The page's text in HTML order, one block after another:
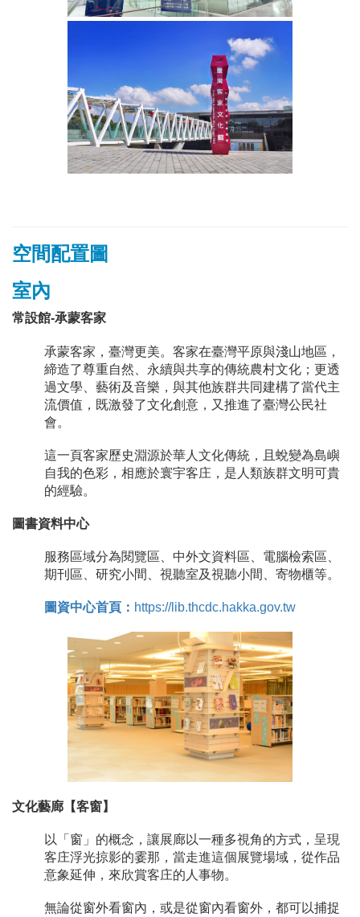
空間配置圖
室內
常設館-承蒙客家
承蒙客家，臺灣更美。客家在臺灣平原與淺山地區，
締造了尊重自然、永續與共享的傳統農村文化；更透
過文學、藝術及音樂，與其他族群共同建構了當代主
流價值，既激發了文化創意，又推進了臺灣公民社
會。
這一頁客家歷史淵源於華人文化傳統，且蛻變為島嶼
自我的色彩，相應於寰宇客庄，是人類族群文明可貴
的經驗。
圖書資料中心
服務區域分為閱覽區、中外文資料區、電腦檢索區、
期刊區、研究小間、視聽室及視聽小間、寄物櫃等。
圖資中心首頁： https://lib.thcdc.hakka.gov.tw
文化藝廊【客窗】
以「窗」的概念，讓展廊以一種多視角的方式，呈現
客庄浮光掠影的霎那，當走進這個展覽場域，從作品
意象延伸，來欣賞客庄的人事物。
無論從窗外看窗內，或是從窗內看窗外，都可以捕捉